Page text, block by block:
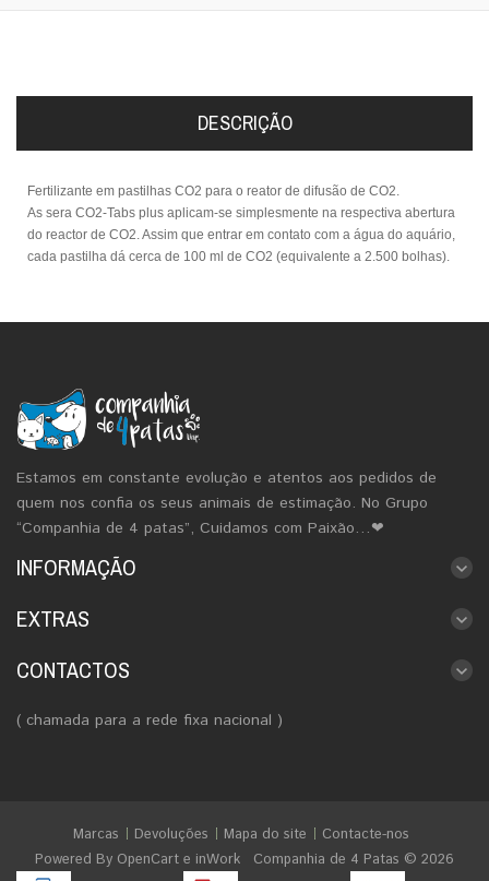
DESCRIÇÃO
Fertilizante em pastilhas CO2 para o reator de difusão de CO2.
As sera CO2-Tabs plus aplicam-se simplesmente na respectiva abertura
do reactor de CO2. Assim que entrar em contato com a água do aquário,
cada pastilha dá cerca de 100 ml de CO2 (equivalente a 2.500 bolhas).
Estamos em constante evolução e atentos aos pedidos de
quem nos confia os seus animais de estimação. No Grupo
“Companhia de 4 patas”, Cuidamos com Paixão…❤
INFORMAÇÃO
EXTRAS
CONTACTOS
( chamada para a rede fixa nacional )
Marcas Devoluções Mapa do site
Contacte-nos
Powered By OpenCart e inWork Companhia de 4 Patas © 2026